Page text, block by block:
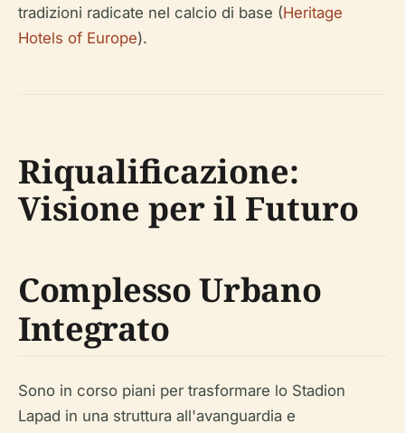
tradizioni radicate nel calcio di base (Heritage
Hotels of Europe).
Riqualificazione:
Visione per il Futuro
Complesso Urbano
Integrato
Sono in corso piani per trasformare lo Stadion
Lapad in una struttura all'avanguardia e